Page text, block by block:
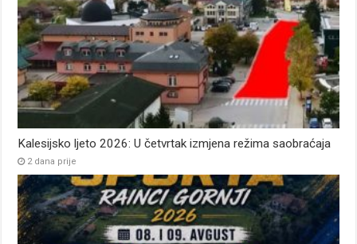
Kalesijsko ljeto 2026: U četvrtak izmjena režima saobraćaja
2 dana prije